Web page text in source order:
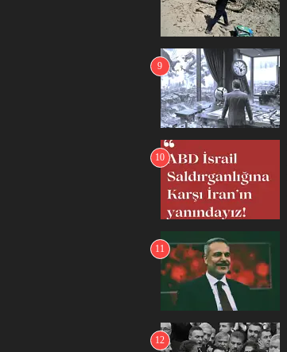
9
10
11
12